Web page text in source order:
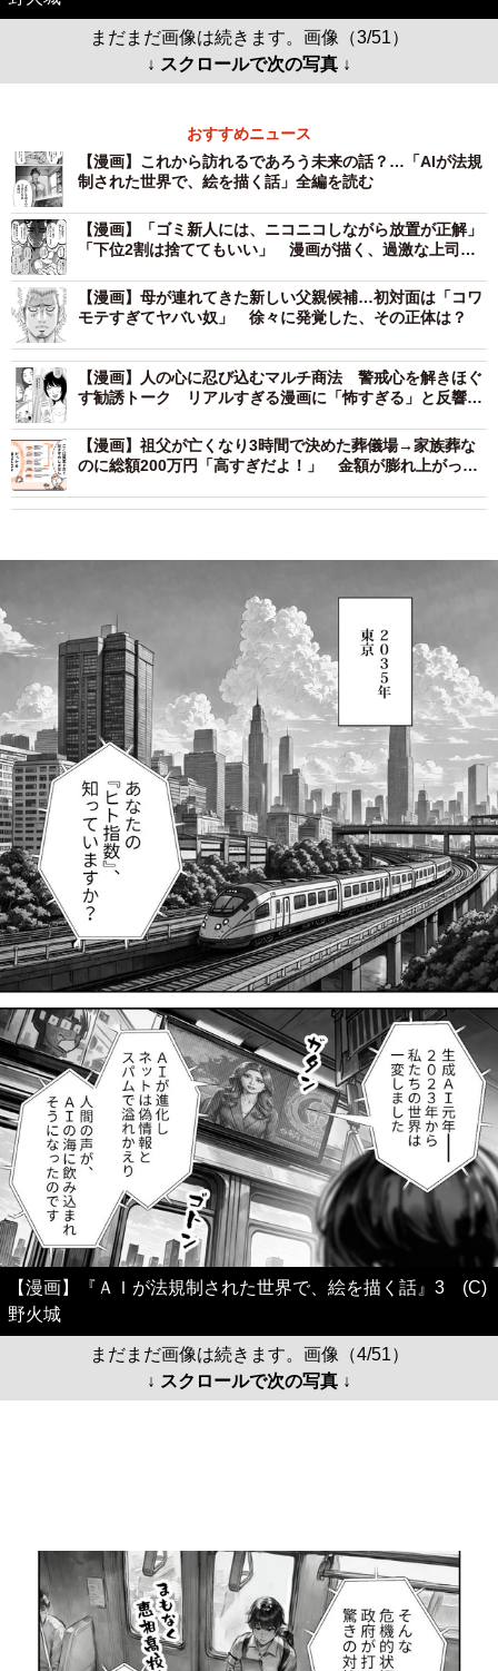
まだまだ画像は続きます。画像（3/51）
↓ スクロールで次の写真 ↓
おすすめニュース
【漫画】これから訪れるであろう未来の話？…「AIが法規
制された世界で、絵を描く話」全編を読む
【漫画】「ゴミ新人には、ニコニコしながら放置が正解」
「下位2割は捨ててもいい」 漫画が描く、過激な上司
【漫画】母が連れてきた新しい父親候補…初対面は「コワ
モテすぎてヤバい奴」 徐々に発覚した、その正体は？
【漫画】人の心に忍び込むマルチ商法 警戒心を解きほぐ
す勧誘トーク リアルすぎる漫画に「怖すぎる」と反響
【漫画】祖父が亡くなり3時間で決めた葬儀場→家族葬な
のに総額200万円「高すぎだよ！」 金額が膨れ上がった
【漫画】『ＡＩが法規制された世界で、絵を描く話』3 (C)
野火城
まだまだ画像は続きます。画像（4/51）
↓ スクロールで次の写真 ↓